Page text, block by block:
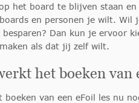
het board te blijven staan
en personen je wilt.
besparen? Dan kun je ervoor
als dat jij zelf wilt.
het boeken van
boeken van een eFoil les nu